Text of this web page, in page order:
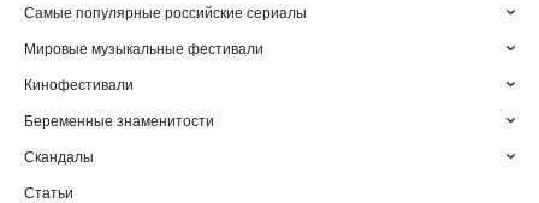
Самые популярные российские сериалы
Мировые музыкальные фестивали
Кинофестивали
Беременные знаменитости
Скандалы
Статьи